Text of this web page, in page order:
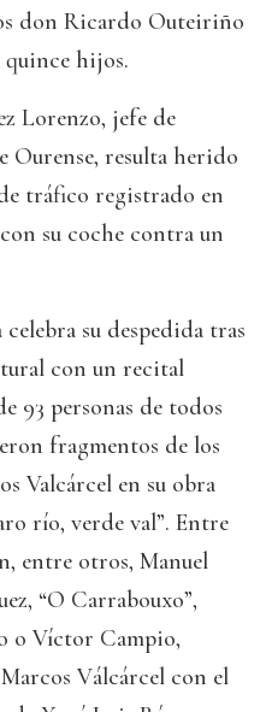
don Ricardo Outeiriño
quince hijos.
Lorenzo, jefe de
Ourense, resulta herido
tráfico registrado en
su coche contra un
su despedida tras
con un recital
93 personas de todos
fragmentos de los
Valcárcel en su obra
río, verde val”. Entre
entre otros, Manuel
“O Carrabouxo”,
o Víctor Campio,
Válcárcel con el